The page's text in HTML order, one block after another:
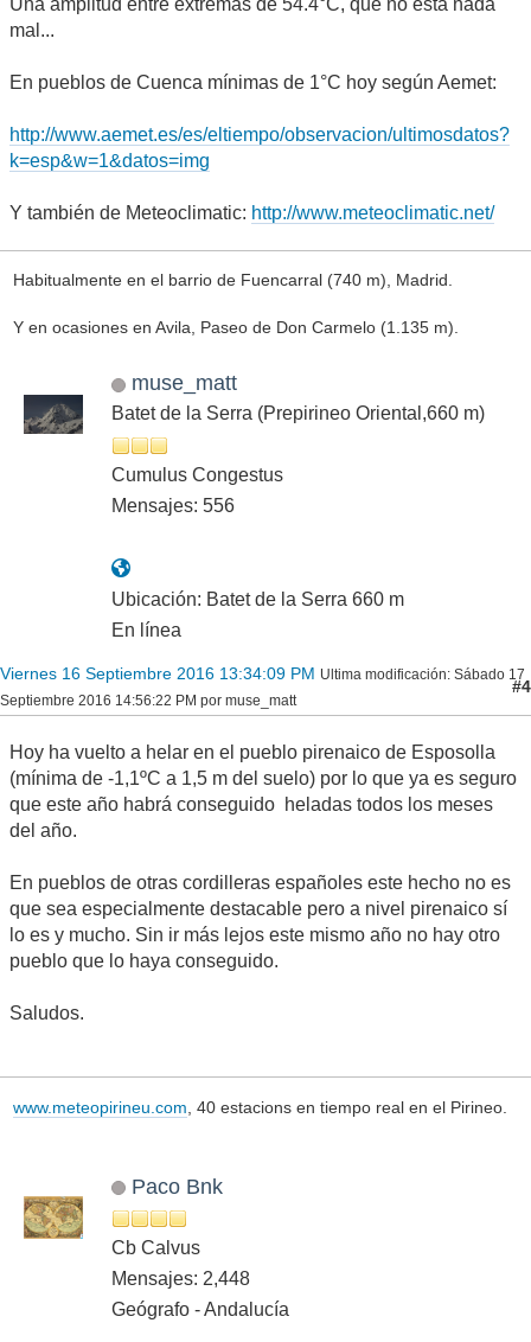
mal...
En pueblos de Cuenca mínimas de 1°C hoy según Aemet:
http://www.aemet.es/es/eltiempo/observacion/ultimosdatos?
k=esp&w=1&datos=img
Y también de Meteoclimatic: http://www.meteoclimatic.net/
Habitualmente en el barrio de Fuencarral (740 m), Madrid.
Y en ocasiones en Avila, Paseo de Don Carmelo (1.135 m).
muse_matt
Batet de la Serra (Prepirineo Oriental,660 m)
Cumulus Congestus
Mensajes: 556
Ubicación: Batet de la Serra 660 m
En línea
Viernes 16 Septiembre 2016 13:34:09 PM Ultima modificación: Sábado 17
Septiembre 2016 14:56:22 PM por muse_matt
#4
Hoy ha vuelto a helar en el pueblo pirenaico de Esposolla
(mínima de -1,1ºC a 1,5 m del suelo) por lo que ya es seguro
que este año habrá conseguido heladas todos los meses
del año.
En pueblos de otras cordilleras españoles este hecho no es
que sea especialmente destacable pero a nivel pirenaico sí
lo es y mucho. Sin ir más lejos este mismo año no hay otro
pueblo que lo haya conseguido.
Saludos.
www.meteopirineu.com , 40 estacions en tiempo real en el Pirineo.
Paco Bnk
Cb Calvus
Mensajes: 2,448
Geógrafo - Andalucía